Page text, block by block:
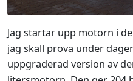
Jag startar upp motorn i
jag skall prova under
uppgraderad version av